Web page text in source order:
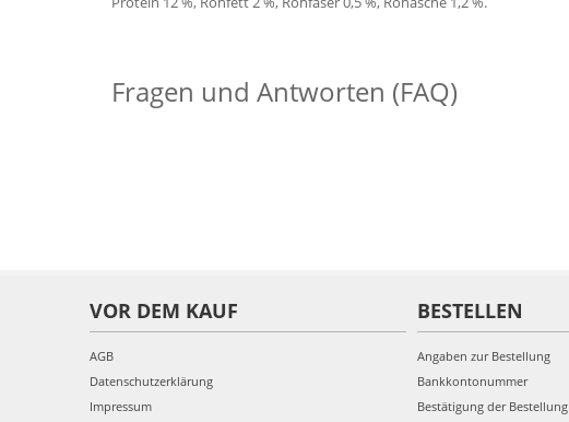
Fragen und Antworten (FAQ)
VOR DEM KAUF
AGB
Datenschutzerklärung
Impressum
BESTELLEN
Angaben zur Bestellung
Bankkontonummer
Bestätigung der Bestellung